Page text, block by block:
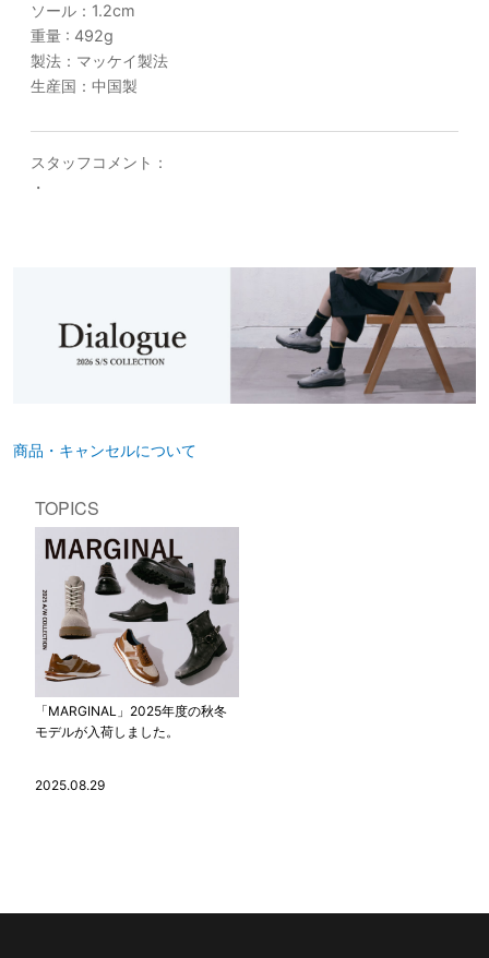
ソール：1.2cm
重量 : 492g
製法：マッケイ製法
生産国：中国製
スタッフコメント：
・
商品・キャンセルについて
TOPICS
「MARGINAL」2025年度の秋冬
モデルが入荷しました。
2025.08.29